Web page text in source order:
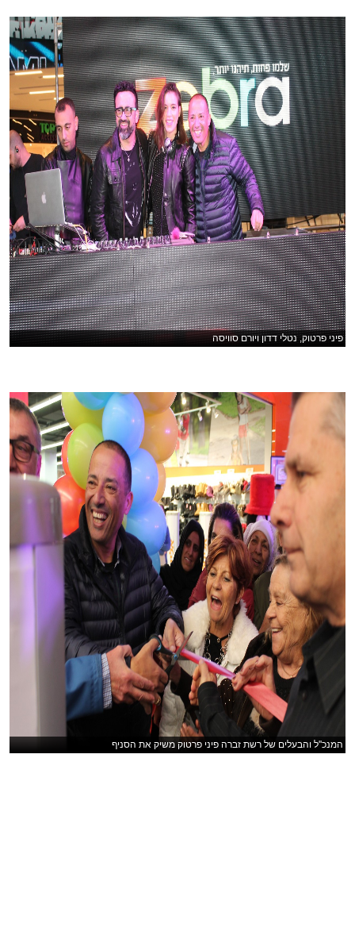
פיני פרטוק, נטלי דדון ויורם סוויסה
המנכ''ל והבעלים של רשת זברה פיני פרטוק משיק את הסניף